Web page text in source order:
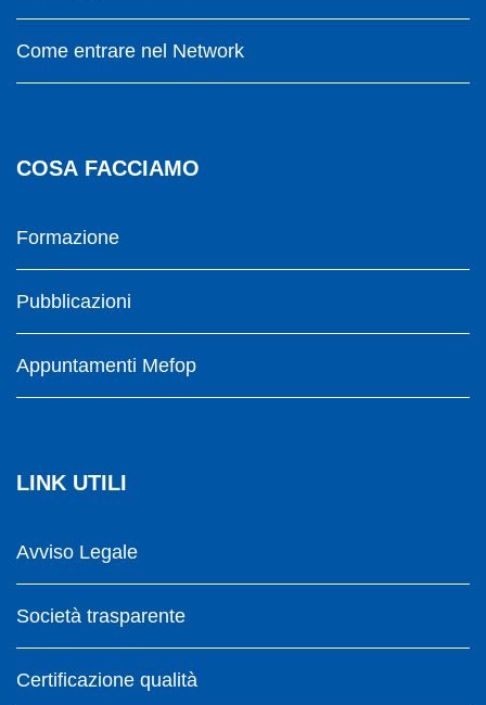
Come entrare nel Network
COSA FACCIAMO
Formazione
Pubblicazioni
Appuntamenti Mefop
LINK UTILI
Avviso Legale
Società trasparente
Certificazione qualità